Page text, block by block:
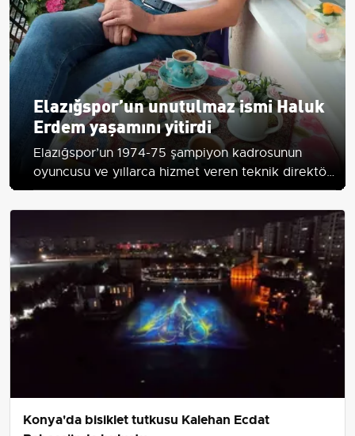
Elazığspor’un unutulmaz ismi Haluk
Erdem yaşamını yitirdi
Elazığspor’un 1974-75 şampiyon kadrosunun
oyuncusu ve yıllarca hizmet veren teknik direktör
Haluk Erdem, Bursa Kestel Devlet Hastanesi'nde
vefat etti.
Konya'da bisiklet tutkusu Kalehan Ecdat